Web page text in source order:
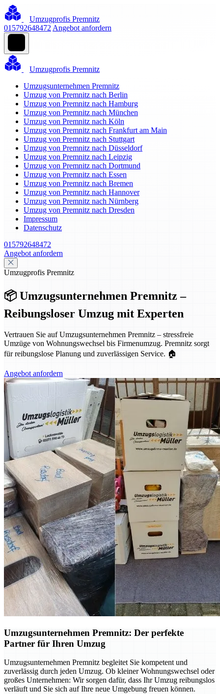
Umzugprofis Premnitz
015792648472 Angebot anfordern
Umzugprofis Premnitz
Umzugsunternehmen Premnitz
Umzug von Premnitz nach Berlin
Umzug von Premnitz nach Hamburg
Umzug von Premnitz nach München
Umzug von Premnitz nach Köln
Umzug von Premnitz nach Frankfurt am Main
Umzug von Premnitz nach Stuttgart
Umzug von Premnitz nach Düsseldorf
Umzug von Premnitz nach Leipzig
Umzug von Premnitz nach Dortmund
Umzug von Premnitz nach Essen
Umzug von Premnitz nach Bremen
Umzug von Premnitz nach Hannover
Umzug von Premnitz nach Nürnberg
Umzug von Premnitz nach Dresden
Impressum
Datenschutz
015792648472
Angebot anfordern
Umzugprofis Premnitz
📦 Umzugsunternehmen Premnitz –
Reibungsloser Umzug mit Experten
Vertrauen Sie auf Umzugsunternehmen Premnitz – stressfreie
Umzüge von Wohnungswechsel bis Firmenumzug. Premnitz sorgt
für reibungslose Planung und zuverlässigen Service. 🏠
Angebot anfordern
Umzugsunternehmen Premnitz: Der perfekte
Partner für Ihren Umzug
Umzugsunternehmen Premnitz begleitet Sie kompetent und
zuverlässig durch jeden Umzug. Ob kleiner Wohnungswechsel oder
großes Unternehmen: Wir sorgen dafür, dass Ihr Umzug reibungslos
verläuft und Sie sich auf Ihre neue Umgebung freuen können.